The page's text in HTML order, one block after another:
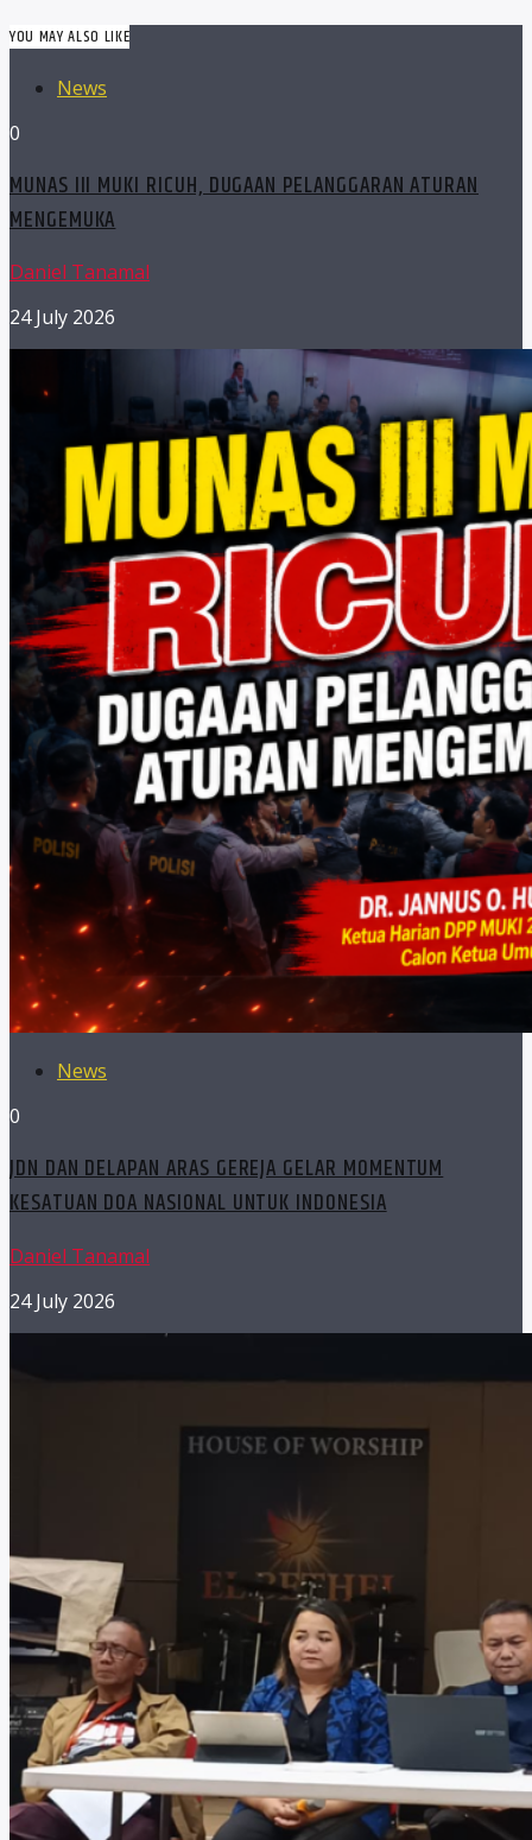
YOU MAY ALSO LIKE
News
0
MUNAS III MUKI RICUH, DUGAAN PELANGGARAN ATURAN
MENGEMUKA
Daniel Tanamal
24 July 2026
News
0
JDN DAN DELAPAN ARAS GEREJA GELAR MOMENTUM
KESATUAN DOA NASIONAL UNTUK INDONESIA
Daniel Tanamal
24 July 2026